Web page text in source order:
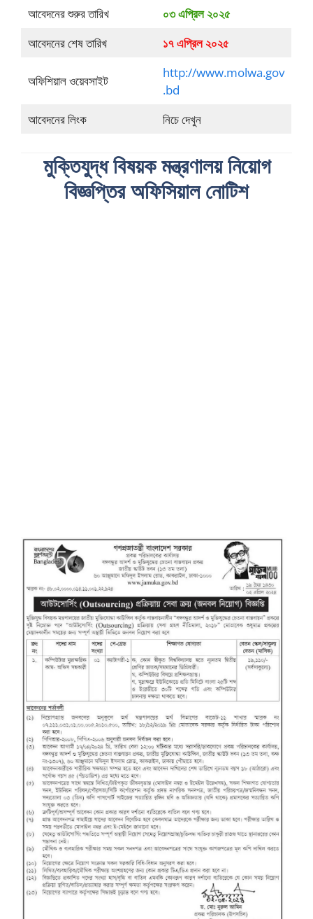
আবেদনের শুরুর তারিখ
০৩ এপ্রিল ২০২৫
আবেদনের শেষ তারিখ
১৭ এপ্রিল ২০২৫
অফিশিয়াল ওয়েবসাইট
http://www.molwa.gov
.bd
আবেদনের লিংক
নিচে দেখুন
মুক্তিযুদ্ধ বিষয়ক মন্ত্রণালয় নিয়োগ
বিজ্ঞপ্তির অফিসিয়াল নোটিশ